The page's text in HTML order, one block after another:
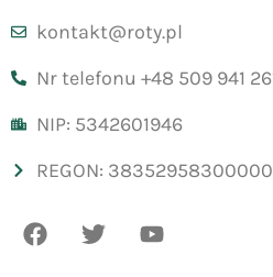
kontakt@roty.pl
Nr telefonu +48 509 941
NIP: 5342601946
REGON: 38352958300000